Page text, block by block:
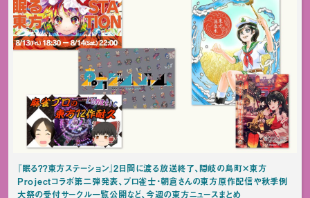
『眠る？？東方ステーション』2日間に渡る放送終了、隠岐の島町×東方
Projectコラボ第二弾発表、プロ雀士・朝倉さんの東方原作配信や秋季例
大祭の受付サークル一覧公開など、今週の東方ニュースまとめ